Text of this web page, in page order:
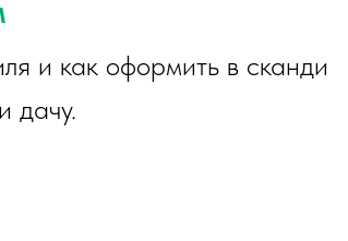
и как оформить в сканди
дачу.